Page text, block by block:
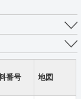
番号 地図